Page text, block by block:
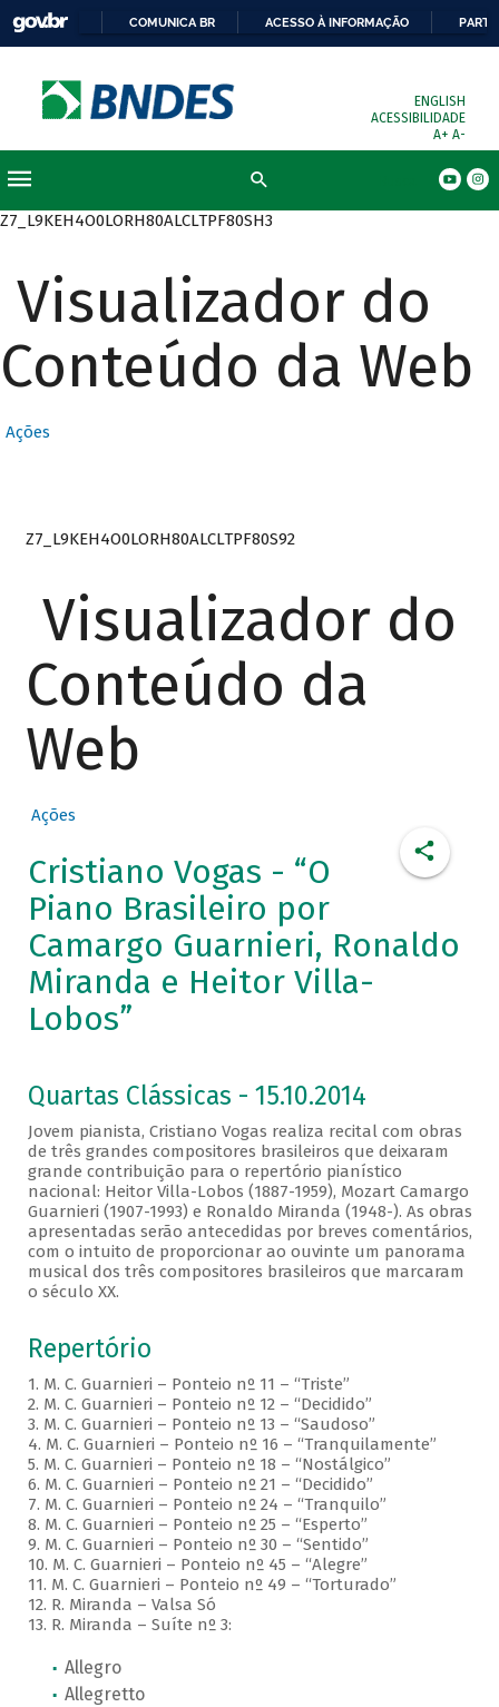
COMUNICA BR ACESSO À INFORMAÇÃO
ENGLISH
ACESSIBILIDADE
A+ A-
Z7_L9KEH4O0LORH80ALCLTPF80SH3
Visualizador do
Conteúdo da Web
Ações
Z7_L9KEH4O0LORH80ALCLTPF80S92
Visualizador do
Conteúdo da
Web
Ações
Cristiano Vogas - “O
Piano Brasileiro por
Camargo Guarnieri, Ronaldo
Miranda e Heitor Villa-
Lobos”
Quartas Clássicas - 15.10.2014
Jovem pianista, Cristiano Vogas realiza recital com obras
de três grandes compositores brasileiros que deixaram
grande contribuição para o repertório pianístico
nacional: Heitor Villa-Lobos (1887-1959), Mozart Camargo
Guarnieri (1907-1993) e Ronaldo Miranda (1948-). As obras
apresentadas serão antecedidas por breves comentários,
com o intuito de proporcionar ao ouvinte um panorama
musical dos três compositores brasileiros que marcaram
o século XX.
Repertório
1. M. C. Guarnieri – Ponteio nº 11 – “Triste”
2. M. C. Guarnieri – Ponteio nº 12 – “Decidido”
3. M. C. Guarnieri – Ponteio nº 13 – “Saudoso”
4. M. C. Guarnieri – Ponteio nº 16 – “Tranquilamente”
5. M. C. Guarnieri – Ponteio nº 18 – “Nostálgico”
6. M. C. Guarnieri – Ponteio nº 21 – “Decidido”
7. M. C. Guarnieri – Ponteio nº 24 – “Tranquilo”
8. M. C. Guarnieri – Ponteio nº 25 – “Esperto”
9. M. C. Guarnieri – Ponteio nº 30 – “Sentido”
10. M. C. Guarnieri – Ponteio nº 45 – “Alegre”
11. M. C. Guarnieri – Ponteio nº 49 – “Torturado”
12. R. Miranda – Valsa Só
13. R. Miranda – Suíte nº 3:
Allegro
Allegretto